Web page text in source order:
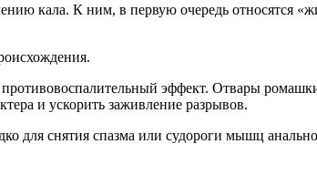
кала. К ним, в первую очередь относятся
эффект. Отвары
и ускорить заживление разрывов.
для снятия спазма или судороги мышц